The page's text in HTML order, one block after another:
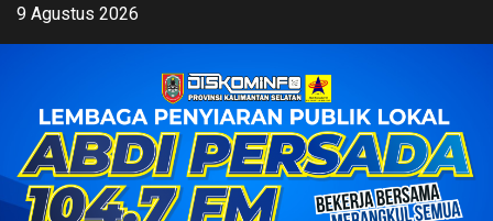
Skip9 Agustus 2026